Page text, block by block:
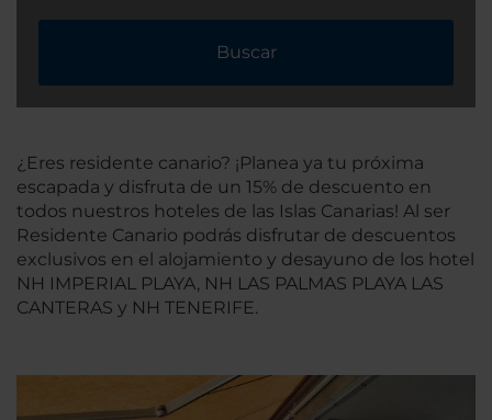
Buscar
¿Eres residente canario? ¡Planea ya tu próxima
escapada y disfruta de un 15% de descuento en
todos nuestros hoteles de las Islas Canarias! Al ser
Residente Canario podrás disfrutar de descuentos
exclusivos en el alojamiento y desayuno de los hotel
NH IMPERIAL PLAYA, NH LAS PALMAS PLAYA LAS
CANTERAS y NH TENERIFE.